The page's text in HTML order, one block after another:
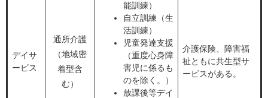
デイサ
ービス
通所介護
（地域密
着型含
む）
能訓練）
自立訓練（生
活訓練）
児童発達支援
（重度心身障
害児に係るも
のを除く。）
放課後等デイ
介護保険、障害福
祉ともに共生型サ
ービスがある。